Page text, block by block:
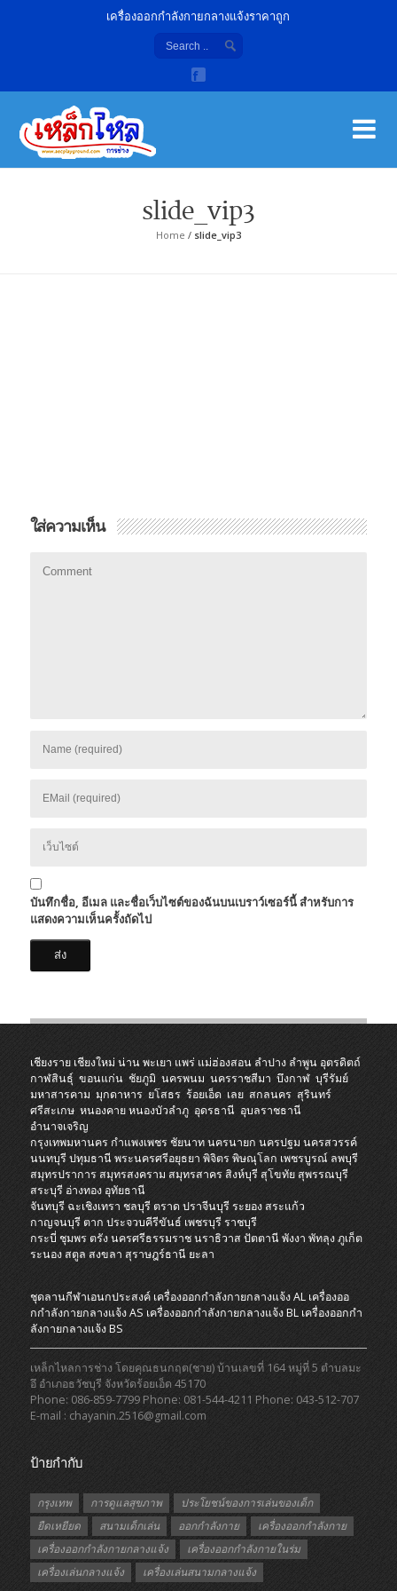
เครื่องออกกำลังกายกลางแจ้งราคาถูก
slide_vip3
Home / slide_vip3
ใส่ความเห็น
บันทึกชื่อ, อีเมล และชื่อเว็บไซต์ของฉันบนเบราว์เซอร์นี้ สำหรับการ
แสดงความเห็นครั้งถัดไป
เชียงราย เชียงใหม่ น่านพะเยา แพร่ แม่ฮ่องสอน ลำปาง ลำพูน อุตรดิตถ์
กาฬสินธุ์ ขอนแก่น ชัยภูมิ นครพนม นครราชสีมา บึงกาฬ บุรีรัมย์
มหาสารคาม มุกดาหาร ยโสธร ร้อยเอ็ด เลย สกลนคร สุรินทร์
ศรีสะเกษ หนองคายหนองบัวลำภู อุดรธานี อุบลราชธานี
อำนาจเจริญ
กรุงเทพมหานคร กำแพงเพชร ชัยนาทนครนายก นครปฐม นครสวรรค์
นนทบุรีปทุมธานีพระนครศรีอยุธยา พิจิตรพิษณุโลก เพชรบูรณ์ ลพบุรี
สมุทรปราการสมุทรสงคราม สมุทรสาครสิงห์บุรี สุโขทัยสุพรรณบุรี
สระบุรี อ่างทอง อุทัยธานี
จันทบุรี ฉะเชิงเทรา ชลบุรี ตราดปราจีนบุรีระยองสระแก้ว
กาญจนบุรีตาก ประจวบคีรีขันธ์ เพชรบุรีราชบุรี
กระบี่ ชุมพร ตรังนครศรีธรรมราชนราธิวาสปัตตานีพังงา พัทลุงภูเก็ต
ระนอง สตูล สงขลา สุราษฎร์ธานี ยะลา
ชุดลานกีฬาเอนกประสงค์ เครื่องออกกําลังกายกลางแจ้ง AL เครื่องออ
กกําลังกายกลางแจ้ง AS เครื่องออกกําลังกายกลางแจ้ง BL เครื่องออกกํา
ลังกายกลางแจ้ง BS
เหล็กไหลการช่าง โดยคุณธนกฤต(ชาย) บ้านเลขที่ 164 หมู่ที่ 5 ตำบลมะ
อึ อำเภอธวัชบุรี จังหวัดร้อยเอ็ด 45170
Phone: 086-859-7799 Phone: 081-544-4211 Phone: 043-512-707
E-mail : chayanin.2516@gmail.com
ป้ายกำกับ
กรุงเทพ การดูแลสุขภาพ
ประโยชน์ของการเล่นของเด็ก
ยืดเหยียด
สนามเด็กเล่น ออกกำลังกาย
เครื่องออกกำลังกาย
เครื่องออกกำลังกายกลางแจ้ง
เครื่องออกกำลังกายในร่ม
เครื่องเล่นกลางแจ้ง
เครื่องเล่นสนามกลางแจ้ง